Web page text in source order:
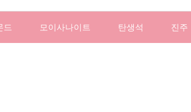
드 모이사나이트 탄생석 진주